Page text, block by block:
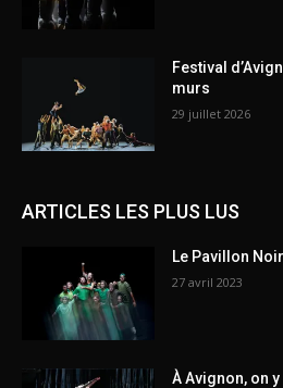
Festival
murs
29 juillet 2026
ARTICLES LES PLUS LUS
Le Pavillon
27 avril 2023
À Avignon, on